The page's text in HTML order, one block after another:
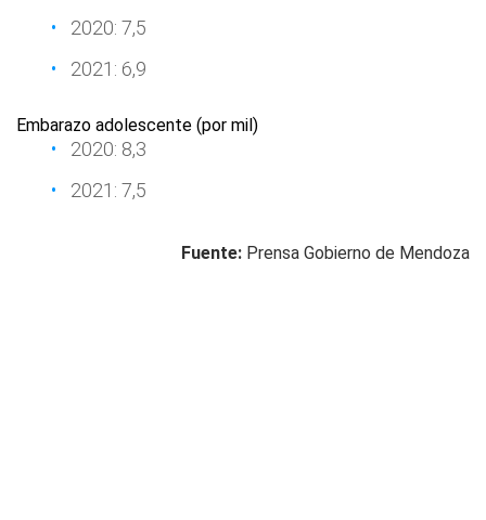
2020: 7,5
2021: 6,9
Embarazo adolescente (por mil)
2020: 8,3
2021: 7,5
Fuente: Prensa Gobierno de Mendoza